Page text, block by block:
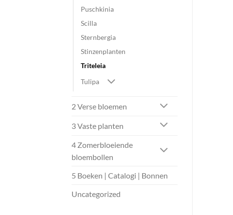
Puschkinia
Scilla
Sternbergia
Stinzenplanten
Triteleia
Tulipa
2 Verse bloemen
3 Vaste planten
4 Zomerbloeiende
bloembollen
5 Boeken | Catalogi | Bonnen
Uncategorized